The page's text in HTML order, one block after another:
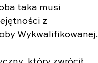
taka musi
z
Wykwalifikowanej.